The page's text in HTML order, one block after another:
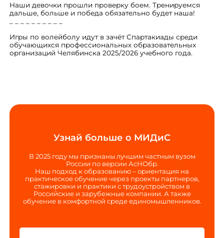
Наши девочки прошли проверку боем. Тренируемся
дальше, больше и победа обязательно будет наша!
Игры по волейболу идут в зачёт Спартакиады среди
обучающихся профессиональных образовательных
организаций Челябинска 2025/2026 учебного года.
Узнай больше о МИДиС
В 2025 году мы признаны лучшим частным вузом
России по версии АсНОбр.
Наш подход к образованию – ориентация на
практическое обучение через проекты партнеров,
стажировки и практики с трудоустройством в
Российские и зарубежные компании. А также
обучение в комфортной среде единомышленников.